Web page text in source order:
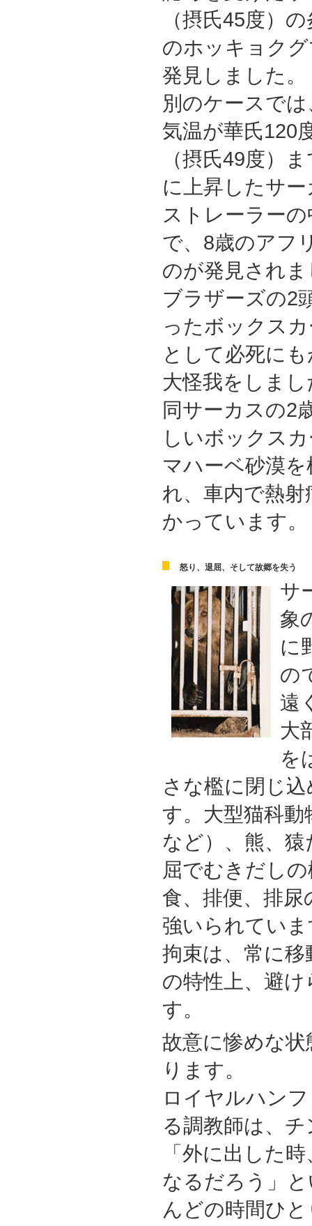
（摂氏45度）
のホッキョク
発見しました。
別のケースでは
気温が華氏120
（摂氏49度）
に上昇したサー
ストレーラーの
で、8歳のアフ
のが発見され
ブラザーズの2
ったボックス
として必死に
大怪我をしまし
同サーカスの2
しいボックス
マハーベ砂漠
れ、車内で熱
かっています。
怒り、退屈、そして故郷を失う
サ
象
に
の
遠
大
を
さな檻に閉じ
す。大型猫科
など）、熊、
屈でむきだし
食、排便、排
強いられてい
拘束は、常に
の特性上、避
す。
故意に惨めな
ります。
ロイヤルハン
る調教師は、
「外に出した
なるだろう」
んどの時間ひ